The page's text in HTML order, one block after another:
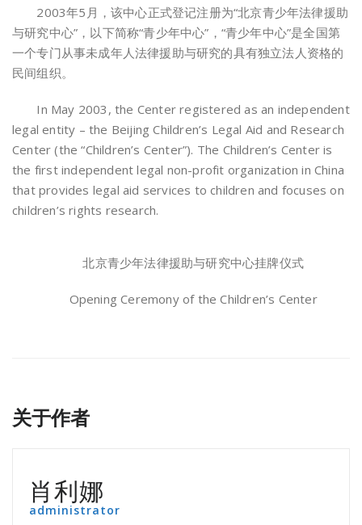
2003年5月，该中心正式登记注册为“北京青少年法律援助
与研究中心”，以下简称“青少年中心”，“青少年中心”是全国第
一个专门从事未成年人法律援助与研究的具有独立法人资格的
民间组织。
In May 2003, the Center registered as an independent
legal entity – the Beijing Children’s Legal Aid and Research
Center (the “Children’s Center”). The Children’s Center is
the first independent legal non-profit organization in China
that provides legal aid services to children and focuses on
children’s rights research.
北京青少年法律援助与研究中心挂牌仪式
Opening Ceremony of the Children’s Center
关于作者
肖利娜
administrator